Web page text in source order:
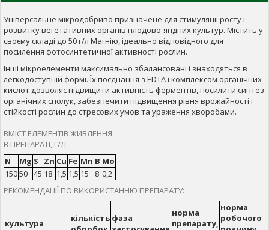
Універсальне мікродобриво призначене для стимуляції росту і
розвитку вегетативних органів плодово-ягідних культур. Містить у
своєму складі до 50 г/л Магнію, ідеально відповідного для
посилення фотосинтетичної активності рослин.
Інші мікроелементи максимально збалансовані і знаходяться в
легкодоступній формі. Їх поєднання з EDTA і комплексом органічних
кислот дозволяє підвищити активність ферментів, посилити синтез
органічних сполук, забезпечити підвищення рівня врожайності і
стійкості рослин до стресових умов та ураження хворобами.
ВМІСТ ЕЛЕМЕНТІВ ЖИВЛЕННЯ
В ПРЕПАРАТІ, Г/Л:
N
Mg S Zn Cu Fe Mn B Mo
15050 45 18 1,5 1,5 15 8 0,2
РЕКОМЕНДАЦІЇ ПО ВИКОРИСТАННЮ ПРЕПАРАТУ:
культура
кількість фаза
норма
препарату,
норма
робочого